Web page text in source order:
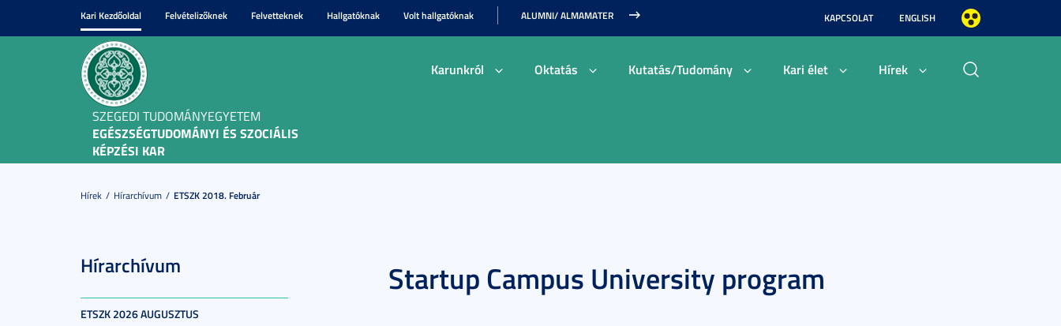
Kari Kezdőoldal Felvételizőknek Felvetteknek Hallgatóknak Volt hallgatóknak ALUMNI/ ALMAMATER KAPCSOLAT ENGLISH
SZEGEDI TUDOMÁNYEGYETEM
EGÉSZSÉGTUDOMÁNYI ÉS SZOCIÁLIS
KÉPZÉSI KAR
Karunkról Oktatás Kutatás/Tudomány Kari élet Hírek
Hírek Hírarchívum ETSZK 2018. Február
Hírarchívum
ETSZK 2026 AUGUSZTUS
Startup Campus University program